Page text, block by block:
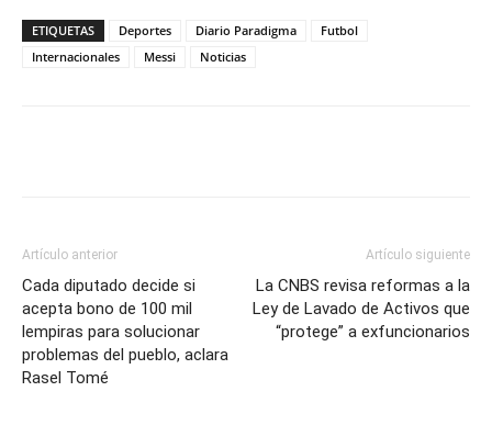
ETIQUETAS Deportes Diario Paradigma
Futbol
Internacionales
Messi Noticias
Artículo anterior
Cada diputado decide si
acepta bono de 100 mil
lempiras para solucionar
problemas del pueblo, aclara
Rasel Tomé
Artículo siguiente
La CNBS revisa reformas a la
Ley de Lavado de Activos que
“protege” a exfuncionarios